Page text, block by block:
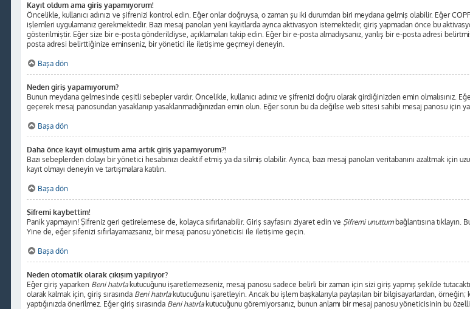
Kayıt oldum ama giriş yapamıyorum!
Öncelikle, kullanıcı adınızı ve şifrenizi kontrol edin. Eğer onlar doğruysa, o zaman şu iki durumdan biri meydana gelmiş olabilir. Eğer
işlemleri uygulamanız gerekmektedir. Bazı mesaj panoları yeni kayıtlarda ayrıca aktivasyon istemektedir, giriş yapmadan önce bu
gösterilmiştir. Eğer size bir e-posta gönderildiyse, açıklamaları takip edin. Eğer bir e-posta almadıysanız, yanlış bir e-posta adresi
posta adresi belirttiğinize eminseniz, bir yönetici ile iletişime geçmeyi deneyin.
Başa dön
Neden giriş yapamıyorum?
Bunun meydana gelmesinde çeşitli sebepler vardır. Öncelikle, kullanıcı adınız ve şifrenizi doğru olarak girdiğinizden emin olmalısınız.
geçerek mesaj panosundan yasaklanıp yasaklanmadığınızdan emin olun. Eğer sorun bu da değilse web sitesi sahibi mesaj panosu için
Başa dön
Daha önce kayıt olmuştum ama artık giriş yapamıyorum?!
Bazı sebeplerden dolayı bir yönetici hesabınızı deaktif etmiş ya da silmiş olabilir. Ayrıca, bazı mesaj panoları veritabanını azaltmak
kayıt olmayı deneyin ve tartışmalara katılın.
Başa dön
Şifremi kaybettim!
Panik yapmayın! Şifreniz geri getirelemese de, kolayca sıfırlanabilir. Giriş sayfasını ziyaret edin ve Şifremi unuttumbağlantısına tıklayın.
Yine de, eğer şifenizi sıfırlayamazsanız, bir mesaj panosu yöneticisi ile iletişime geçin.
Başa dön
Neden otomatik olarak çıkışım yapılıyor?
Eğer giriş yaparken Beni hatırlakutucuğunu işaretlemezseniz, mesaj panosu sadece belirli bir zaman için sizi giriş yapmış şekilde
olarak kalmak için, giriş sırasında Beni hatırlakutucuğunu işaretleyin. Ancak bu işlem başkalarıyla paylaşılan bir bilgisayarlardan,
yaptığınızda önerilmez. Eğer giriş sırasında Beni hatırlakutucuğunu göremiyorsanız, bunun anlamı bir mesaj panosu yöneticisinin bu